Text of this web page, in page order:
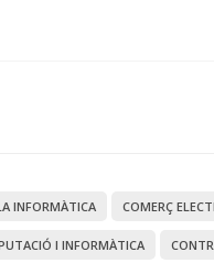
INFORMÀTICA COMERÇ
I INFORMÀTICA